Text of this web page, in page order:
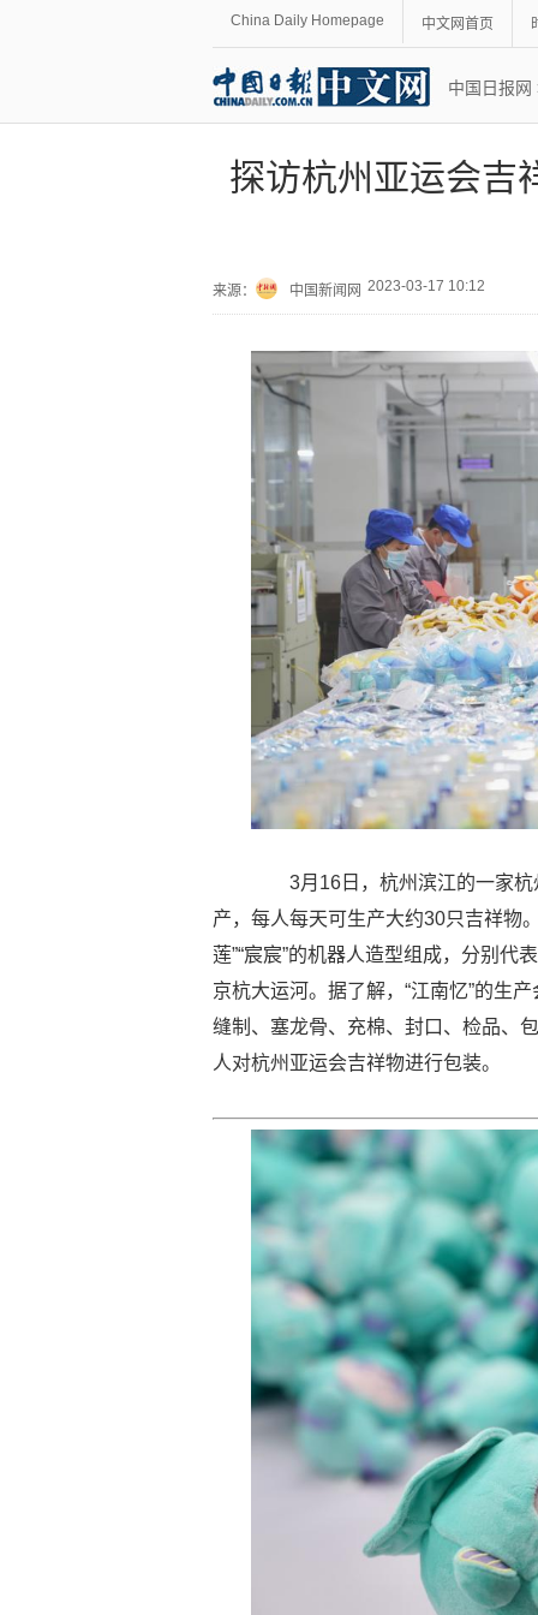
China Daily Homepage 中文网首页
中国日报网
探访杭州亚运会吉
来源： 中国新闻网 2023-03-17 10:12
3月16日，杭州滨江的一家杭
产，每人每天可生产大约30只吉祥物
莲”“宸宸”的机器人造型组成，分别
京杭大运河。据了解，“江南忆”的生
缝制、塞龙骨、充棉、封口、检品、
人对杭州亚运会吉祥物进行包装。